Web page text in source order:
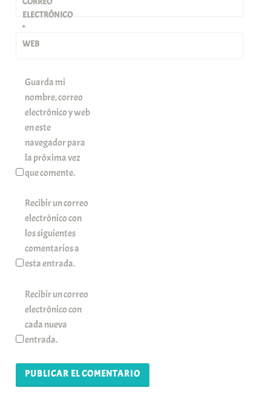
ELECTRÓNICO
*
WEB
Guarda mi
nombre, correo
electrónico y web
en este
navegador para
la próxima vez
que comente.
Recibir un correo
electrónico con
los siguientes
comentarios a
esta entrada.
Recibir un correo
electrónico con
cada nueva
entrada.